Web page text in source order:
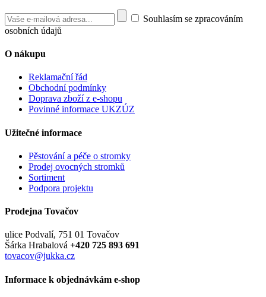
Souhlasím se zpracováním
osobních údajů
O nákupu
Reklamační řád
Obchodní podmínky
Doprava zboží z e-shopu
Povinné informace UKZÚZ
Užitečné informace
Pěstování a péče o stromky
Prodej ovocných stromků
Sortiment
Podpora projektu
Prodejna Tovačov
ulice Podvalí, 751 01 Tovačov
Šárka Hrabalová +420 725 893 691
tovacov@jukka.cz
Informace k objednávkám e-shop